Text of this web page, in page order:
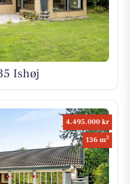
Ishøj
4.495.000 kr
136 m2